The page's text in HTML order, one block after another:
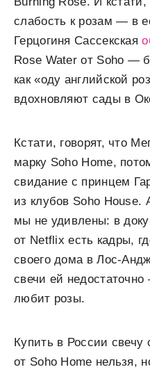
слабость к розам — в
Герцогиня Сассекская
Rose Water от Soho —
как «оду английской
вдохновляют сады в
Кстати, говорят, что
марку Soho Home,
свидание с принцем
из клубов Soho House.
мы не удивлены: в
от Netflix есть кадры,
своего дома в Лос-
свечи ей
любит розы.
Купить в России свечу
от Soho Home нельзя,